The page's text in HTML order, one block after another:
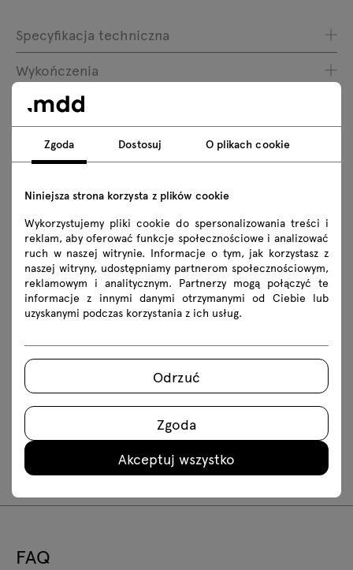
Specyfikacja techniczna
Wykończenia
Ekologia
Pobierz
Lookbook Katalog
Zdjęcia
Zasady użytkowania
2D dwg 3D dwg 3D 3ds
fbx
obj
skp Revit
Instrukcje montażu
FAQ
Zgoda Dostosuj O plikach cookie
Niniejsza strona korzysta z plików cookie
Wykorzystujemy pliki cookie do spersonalizowania treści i
reklam, aby oferować funkcje społecznościowe i analizować
ruch w naszej witrynie. Informacje o tym, jak korzystasz z
naszej witryny, udostępniamy partnerom społecznościowym,
reklamowym i analitycznym. Partnerzy mogą połączyć te
informacje z innymi danymi otrzymanymi od Ciebie lub
uzyskanymi podczas korzystania z ich usług.
Odrzuć
Zgoda
Akceptuj wszystko